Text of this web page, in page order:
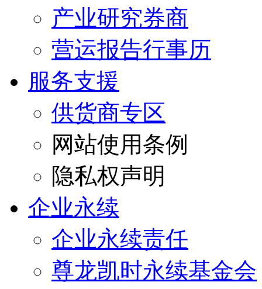
产业研究券商
营运报告行事历
服务支援
供货商专区
网站使用条例
隐私权声明
企业永续
企业永续责任
尊龙凯时永续基金会